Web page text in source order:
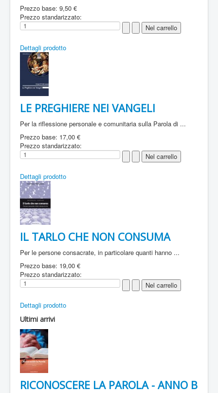
Prezzo base: 9,50 €
Prezzo standarizzato:
Dettagli prodotto
LE PREGHIERE NEI VANGELI
Per la riflessione personale e comunitaria sulla Parola di ...
Prezzo base: 17,00 €
Prezzo standarizzato:
Dettagli prodotto
IL TARLO CHE NON CONSUMA
Per le persone consacrate, in particolare quanti hanno ...
Prezzo base: 19,00 €
Prezzo standarizzato:
Dettagli prodotto
Ultimi arrivi
RICONOSCERE LA PAROLA - ANNO B